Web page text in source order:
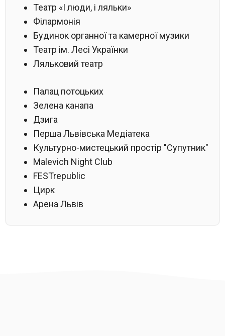
Театр «І люди, і ляльки»
Філармонія
Будинок органної та камерної музики
Театр ім. Лесі Українки
Ляльковий театр
Палац потоцьких
Зелена канапа
Дзига
Перша Львівська Медіатека
Культурно-мистецький простір "Супутник"
Malevich Night Club
FESTrepublic
Цирк
Арена Львів